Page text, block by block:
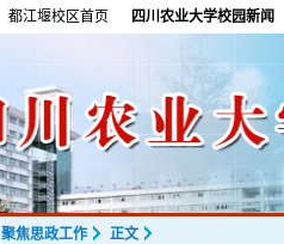
都江堰校区首页 四川农业大学校园新闻
聚焦思政工作 正文